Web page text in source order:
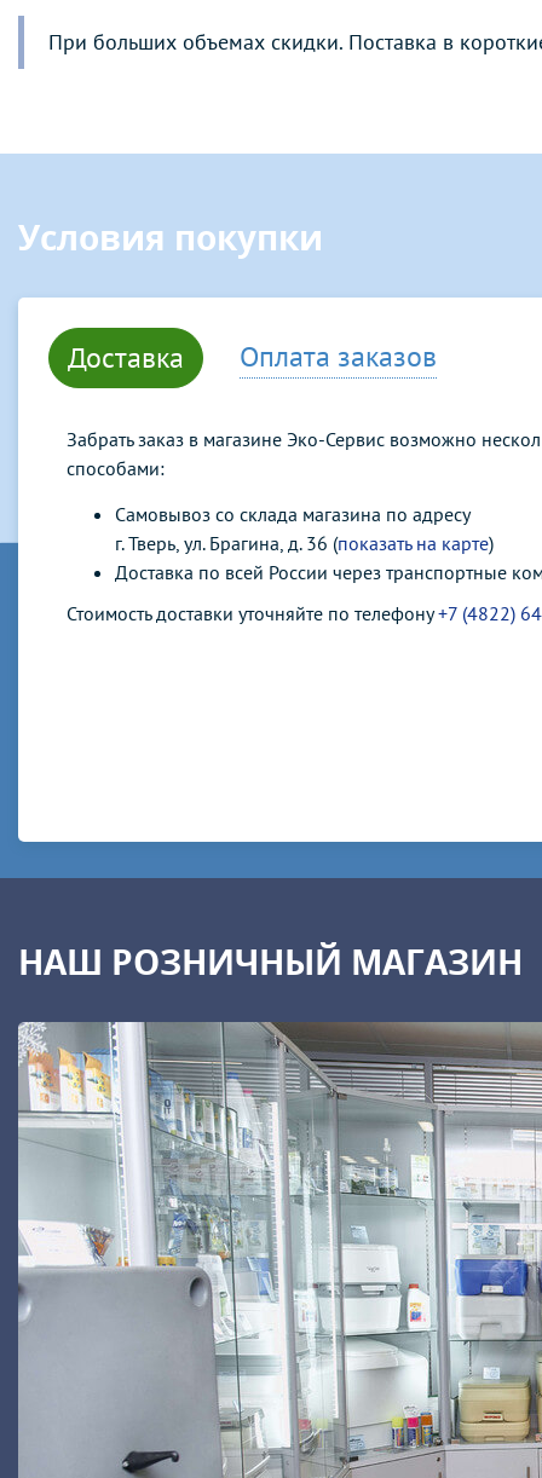
При больших объемах скидки. Поставка в
Условия покупки
Доставка Оплата заказов
Забрать заказ в магазине Эко-Сервис возможно
способами:
Самовывоз со склада магазина по адресу
г. Тверь, ул. Брагина, д. 36 (показать на карте)
Доставка по всей России через транспортные
Стоимость доставки уточняйте по телефону+7 (4822)
НАШ РОЗНИЧНЫЙ МАГАЗИН